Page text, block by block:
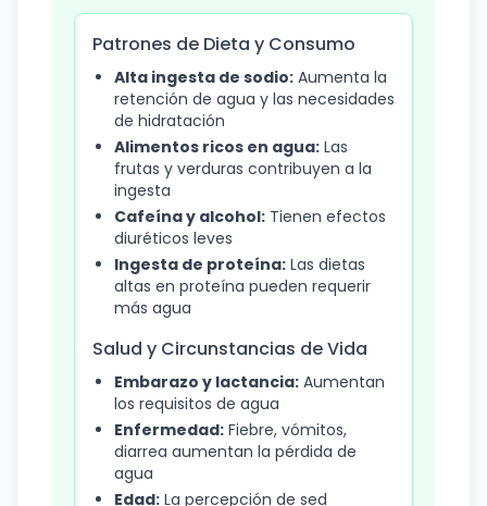
Patrones de Dieta y Consumo
Alta ingesta de sodio: Aumenta la
retención de agua y las necesidades
de hidratación
Alimentos ricos en agua: Las
frutas y verduras contribuyen a la
ingesta
Cafeína y alcohol: Tienen efectos
diuréticos leves
Ingesta de proteína: Las dietas
altas en proteína pueden requerir
más agua
Salud y Circunstancias de Vida
Embarazo y lactancia: Aumentan
los requisitos de agua
Enfermedad: Fiebre, vómitos,
diarrea aumentan la pérdida de
agua
Edad: La percepción de sed